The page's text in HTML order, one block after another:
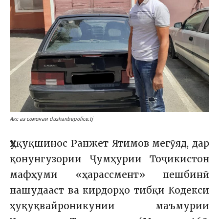
Акс аз сомонаи dushanbepolice.tj
Ҳуқуқшинос Ранжет Ятимов мегӯяд, дар
қонунгузории Ҷумҳурии Тоҷикистон
мафҳуми «ҳарассмент» пешбинӣ
нашудааст ва кирдорҳо тибқи Кодекси
ҳуқуқвайроникунии маъмурии